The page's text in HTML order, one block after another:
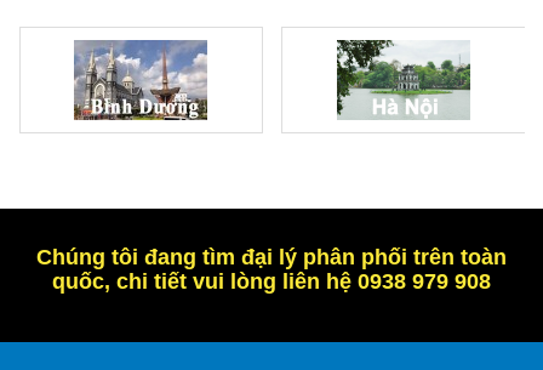
Chúng tôi đang tìm đại lý phân phối trên toàn
quốc, chi tiết vui lòng liên hệ 0938 979 908